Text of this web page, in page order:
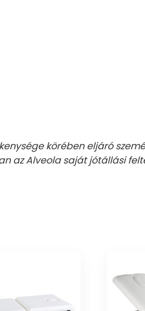
körében eljáró
az Alveola saját jótállási